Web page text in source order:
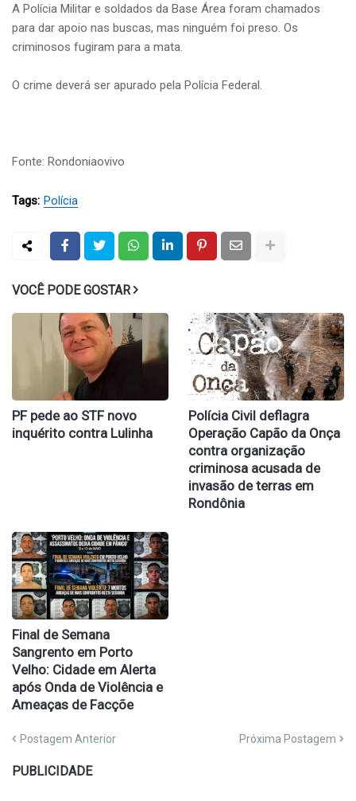
A Polícia Militar e soldados da Base Área foram chamados
para dar apoio nas buscas, mas ninguém foi preso. Os
criminosos fugiram para a mata.
O crime deverá ser apurado pela Polícia Federal.
Fonte: Rondoniaovivo
Tags: Polícia
VOCÊ PODE GOSTAR
PF pede ao STF novo
inquérito contra Lulinha
Polícia Civil deflagra
Operação Capão da Onça
contra organização
criminosa acusada de
invasão de terras em
Rondônia
Final de Semana
Sangrento em Porto
Velho: Cidade em Alerta
após Onda de Violência e
Ameaças de Facçõe
Postagem Anterior Próxima Postagem
PUBLICIDADE